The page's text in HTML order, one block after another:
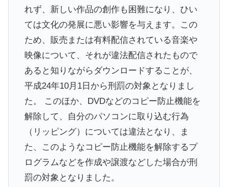
れず、新しい作品の創作も困難になり、ひい
ては文化の発展に悪い影響を与えます。この
ため、販売または有料配信されている音楽や
映像について、それが違法配信されたもので
あると知りながらダウンロードすることが、
平成24年10月1日から刑罰の対象となりまし
た。 このほか、DVDなどのコピー防止機能を
解除して、自分のパソコンに取り込む行為
（リッピング）については違法となり、ま
た、このようなコピー防止機能を解除するプ
ログラムなどを作成や譲渡などした場合が刑
罰の対象となりました。